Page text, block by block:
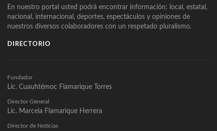
En nuestro portal usted podrá encontrar información: local, estatal,
nacional, internacional, deportes, espectáculos y opiniones de
nuestros diversos colaboradores con un respetado pluralismo.
DIRECTORIO
Fundador
Lic. Cuauhtémoc Flamarique Torres
Director General
Lic. Marcela Flamarique Herrera
Director de Noticias